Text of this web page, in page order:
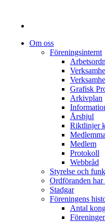
Om oss
Föreningsinternt
Grafisk
Arkivplan
Årshjul
Riktlinjer
Medlem
Protokoll
Webbråd
Styrelse och
Ordföranden har
Stadgar
Föreningens
Antal